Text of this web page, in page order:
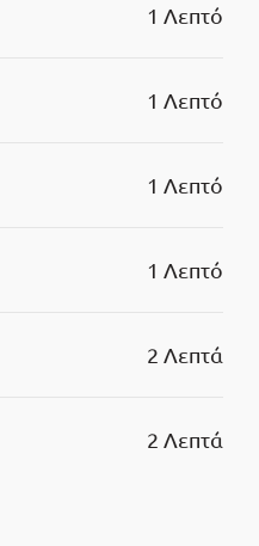
1 Λεπτό
1 Λεπτό
1 Λεπτό
1 Λεπτό
2 Λεπτά
2 Λεπτά